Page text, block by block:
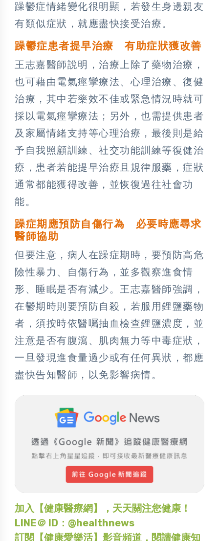
躁鬱症情緒變化很明顯，若發生身邊親友
有類似症狀，就應盡快接受治療。
躁鬱症患者提早治療 有助症狀獲改善
王志嘉醫師說明，治療上除了藥物治療，
也可藉由電氣痙攣療法、心理治療、復健
治療，其中若藥效不佳或緊急情況時就可
採以電氣痙攣療法；另外，也需提供患者
及家屬情緒支持等心理治療，最後則是給
予自我照顧訓練、社交功能訓練等復健治
療，患者若能提早治療且規律服藥，症狀
通常都能獲得改善，並恢復過往社會功
能。
躁症期應預防自傷行為 必要時應尋求
醫師協助
但要注意，病人在躁症期時，要預防高危
險性暴力、自傷行為，並多觀察進食情
形、睡眠是否有減少。王志嘉醫師強調，
在鬱期時則要預防自殺，若服用鋰鹽藥物
者，須按時依醫囑抽血檢查鋰鹽濃度，並
注意是否有腹瀉、肌肉無力等中毒症狀，
一旦發現進食量過少或有任何異狀，都應
盡快告知醫師，以免影響病情。
加入【健康醫療網】，天天關注您健康！
LINE＠ ID：@healthnews
訂閱【健康愛樂活】影音頻道，閱讀健康知